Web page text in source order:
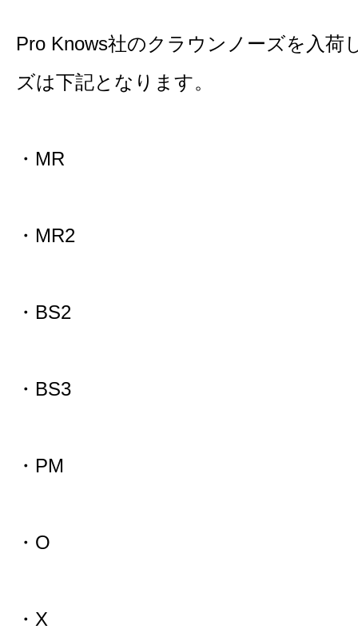
Pro Knows社のクラウンノーズを入荷
ズは下記となります。
・MR
・MR2
・BS2
・BS3
・PM
・O
・X